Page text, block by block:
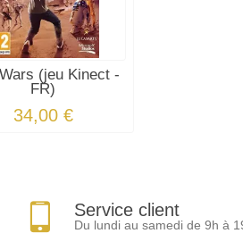
(jeu Kinect -
FR)
34,00 €
Service client
Du lundi au samedi de 9h à